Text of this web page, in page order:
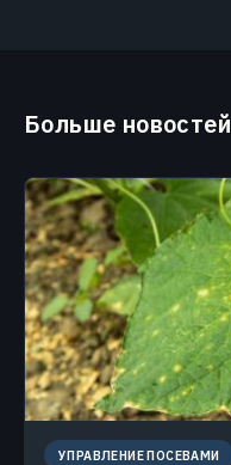
Больше новостей
УПРАВЛЕНИЕ ПОСЕВАМИ